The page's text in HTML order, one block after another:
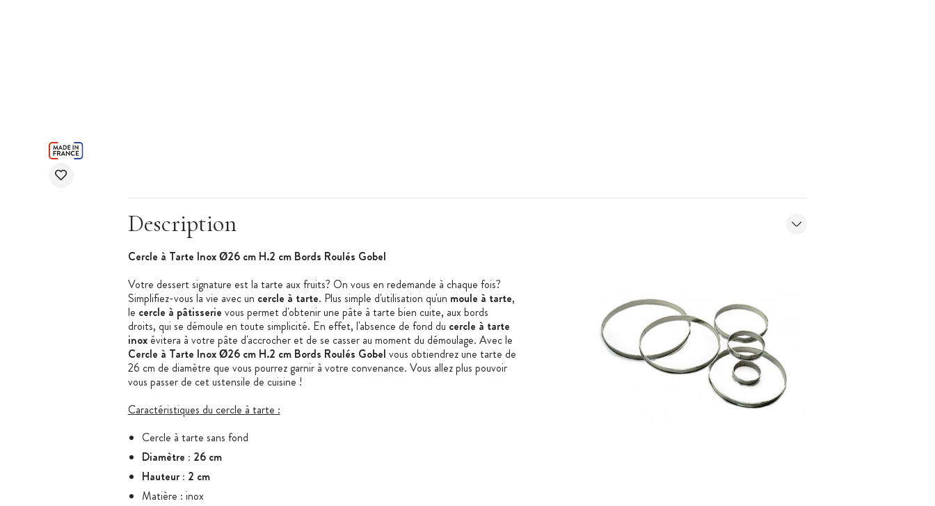
Description
Cercle à Tarte Inox Ø26 cm H.2 cm Bords Roulés Gobel
Votre dessert signature est la tarte aux fruits? On vous en redemande à chaque fois?
Simplifiez-vous la vie avec un cercle à tarte. Plus simple d'utilisation qu'un moule à tarte,
le cercle à pâtisserie vous permet d'obtenir une pâte à tarte bien cuite, aux bords
droits, qui se démoule en toute simplicité. En effet, l'absence de fond du cercle à tarte
inoxévitera à votre pâte d'accrocher et de se casser au moment du démoulage. Avec le
Cercle à Tarte Inox Ø26 cm H.2 cm Bords Roulés Gobel vous obtiendrez une tarte de
26 cm de diamètre que vous pourrez garnir à votre convenance. Vous allez plus pouvoir
vous passer de cet ustensile de cuisine !
Caractéristiques du cercle à tarte :
Cercle à tarte sans fond
Diamètre : 26 cm
Hauteur : 2 cm
Matière : inox